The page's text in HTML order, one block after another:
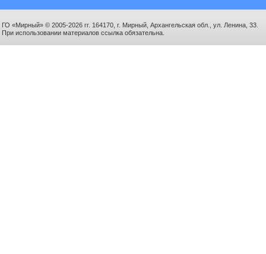
ГО «Мирный» © 2005-2026 гг. 164170, г. Мирный, Архангельская обл., ул. Ленина, 33.
При использовании материалов ссылка обязательна.